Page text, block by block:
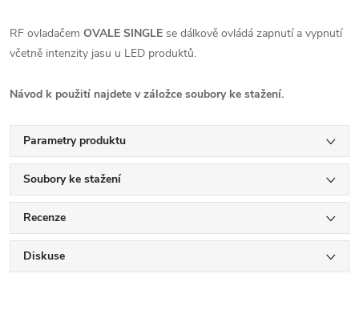
RF ovladačem OVALE SINGLE se dálkově ovládá zapnutí a vypnutí
včetně intenzity jasu u LED produktů.
Návod k použití najdete v záložce soubory ke stažení.
Parametry produktu
Soubory ke stažení
Recenze
Diskuse